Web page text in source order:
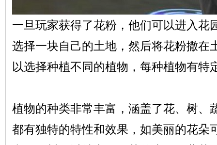
一旦玩家获得了花粉，他们可以进入花
选择一块自己的土地，然后将花粉撒在
以选择种植不同的植物，每种植物有特
植物的种类非常丰富，涵盖了花、树、
都有独特的特性和效果，如美丽的花朵